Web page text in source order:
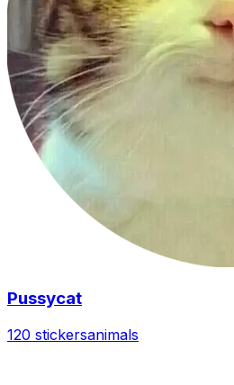
Pussycat
120 stickersanimals